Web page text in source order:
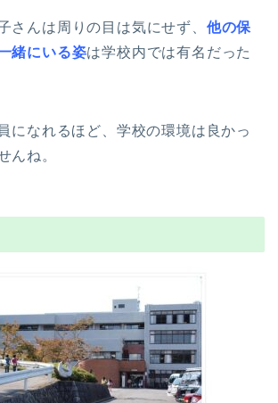
さんは周りの目は気にせず、 他の保
緒にいる姿は学校内では有名だった
になれるほど、学校の環境は良かっ
んね。